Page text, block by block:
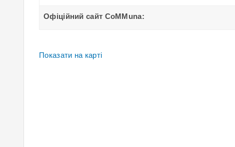
Офіційний сайт CoMMuna:
Показати на карті